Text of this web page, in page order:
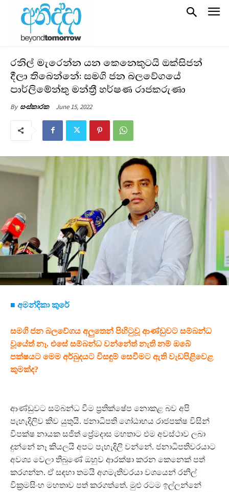
රනිල් මැරෙන්න යන කෙනෙකුටයි ඔක්සිජන්
දීලා තිබෙන්නේ: සමගි ජන බලවේගයේ
පාර්ලිමේන්තු මන්ත්‍රී හර්ෂණ රාජකරුණා
By සංස්කාරක June 15, 2022
■ අමන්දිකා කුරේ
සමගි ජන බලවේගය අලුතෙන් පිහිටුවූ ආණ්ඩුවට සම්බන්ධ
වූයේත් නෑ. එසේ සම්බන්ධ වන්නේත් නැති නම් ඔබේ
පක්ෂයට මෙම අර්බුදයට විසඳුම් සෙවීමට ඇති වැඩපිළිවෙළ
කුමක්ද?
ආණ්ඩුවට සම්බන්ධ වීම ප්‍රතික්ෂේප නොකළ බව අපි
පැහැදිලිව කිව යුතුයි. ජනාධිපති ගෝඨාභය රාජපක්ෂ විසින්
විපක්ෂ නායක සජිත් ප්‍රේමදාස මහතාට එම අවස්ථාව ලබා
දුන්නේ නෑ කියලයි අපට පැහැදිලි වන්නේ. ජනාධිපතිවරයාට
අවශ්‍ය වෙලා තිබුණේ ඔහුව ආරක්ෂා කරන කෙනෙක් පත්
කරගන්න. ඒ සඳහා තමයි අගමැතිවරයා වශයෙන් රනිල්
වික්‍රමසිංහ මහතාව පත් කරගත්තේ. මුළු රටම ඉල්ලන්නේ